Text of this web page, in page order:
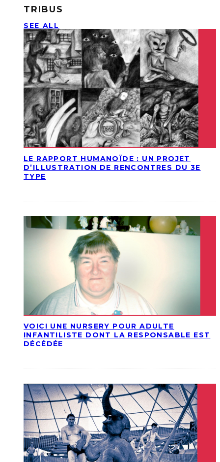
TRIBUS
SEE ALL
LE RAPPORT HUMANOÏDE : UN PROJET
D’ILLUSTRATION DE RENCONTRES DU 3E
TYPE
VOICI UNE NURSERY POUR ADULTE
INFANTILISTE DONT LA RESPONSABLE EST
DÉCÉDÉE